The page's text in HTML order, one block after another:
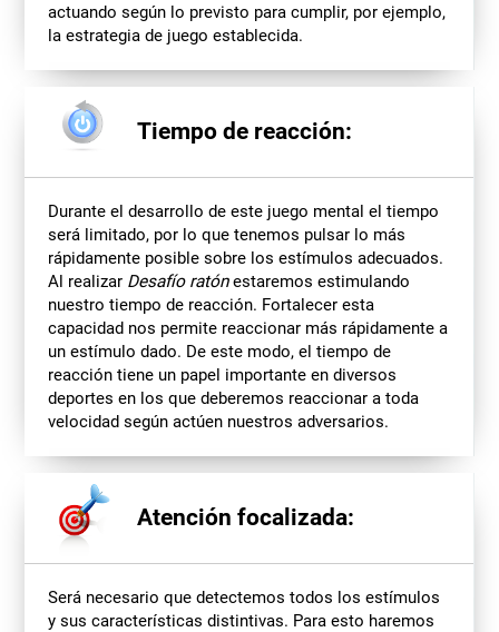
actuando según lo previsto para cumplir, por ejemplo,
la estrategia de juego establecida.
Tiempo de reacción:
Durante el desarrollo de este juego mental el tiempo
será limitado, por lo que tenemos pulsar lo más
rápidamente posible sobre los estímulos adecuados.
Al realizar Desafío ratónestaremos estimulando
nuestro tiempo de reacción. Fortalecer esta
capacidad nos permite reaccionar más rápidamente a
un estímulo dado. De este modo, el tiempo de
reacción tiene un papel importante en diversos
deportes en los que deberemos reaccionar a toda
velocidad según actúen nuestros adversarios.
Atención focalizada:
Será necesario que detectemos todos los estímulos
y sus características distintivas. Para esto haremos